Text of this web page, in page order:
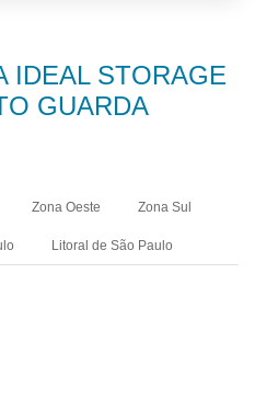
IDEAL STORAGE
GUARDA
Zona Oeste Zona Sul
Litoral de São Paulo